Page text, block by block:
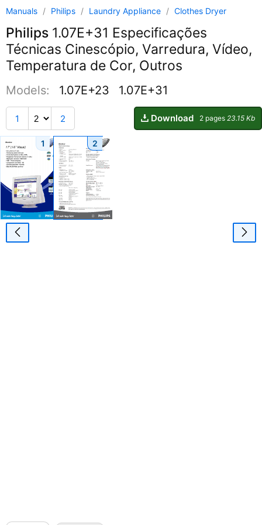
Manuals / Philips / Laundry Appliance / Clothes Dryer
Philips 1.07E+31 Especificações
Técnicas Cinescópio, Varredura, Vídeo,
Temperatura de Cor, Outros
Models: 1.07E+23 1.07E+31
1 2 Download 2 pages 23.15 Kb
1 2